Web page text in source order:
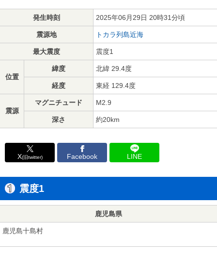
発生時刻 2025年06月29日 20時31分頃
震源地 トカラ列島近海
最大震度 震度1
位置
緯度 北緯 29.4度
経度 東経 129.4度
震源
マグニチュード M2.9
深さ 約20km
X(旧twitter) Facebook LINE
震度1
鹿児島県
鹿児島十島村